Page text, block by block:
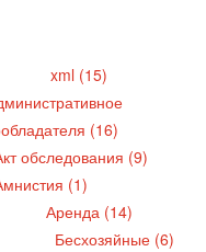
xml (15)
(16)
обследования (9)
(1)
Аренда (14)
Бесхозяйные (6)